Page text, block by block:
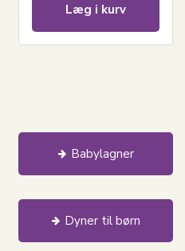
Læg i kurv
Babylagner
Dyner til børn